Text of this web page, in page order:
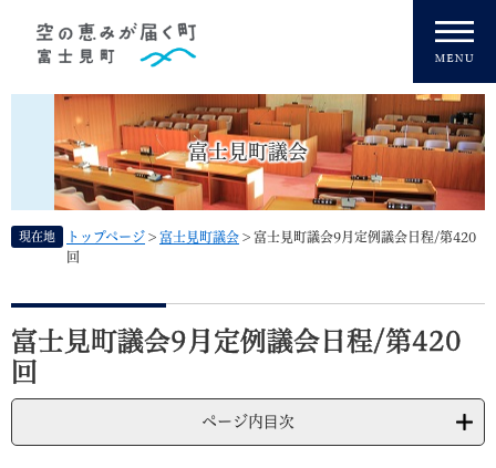
富士見町議会
現在地 トップページ > 富士見町議会 > 富士見町議会9月定例議会日程/第420
回
本
文
富士見町議会9月定例議会日程/第420
回
ページ内目次